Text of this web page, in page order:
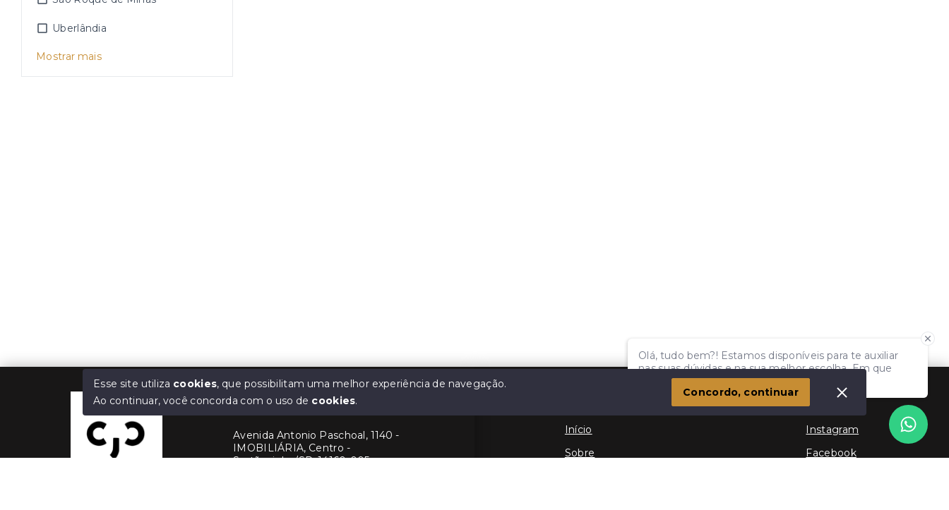
Uberlândia
Mostrar mais
Início
Sobre
Social
Instagram
Facebook
Cris Jaber Ciavatta
Avenida Antonio Paschoal, 1140 -
IMOBILIÁRIA, Centro -
Sertãozinho/SP, 14160-005
Olá, tudo bem?! Estamos disponíveis para te auxiliar
nas suas dúvidas e na sua melhor escolha. Em que
podemos ajudar?
Esse site utiliza cookies, que possibilitam uma melhor experiência de navegação.
Ao continuar, você concorda com o uso de cookies.
Concordo, continuar